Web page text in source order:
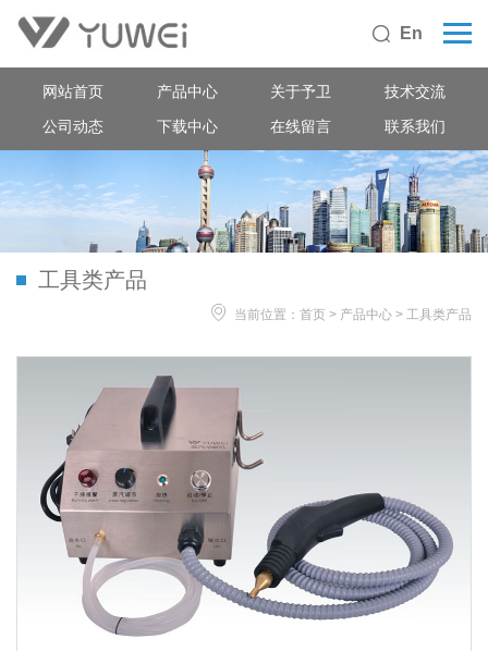
 En
网站首页 产品中心 关于予卫
技术交流
公司动态
下载中心 在线留言 联系我们
工具类产品
 当前位置： 首页 > 产品中心 > 工具类产品